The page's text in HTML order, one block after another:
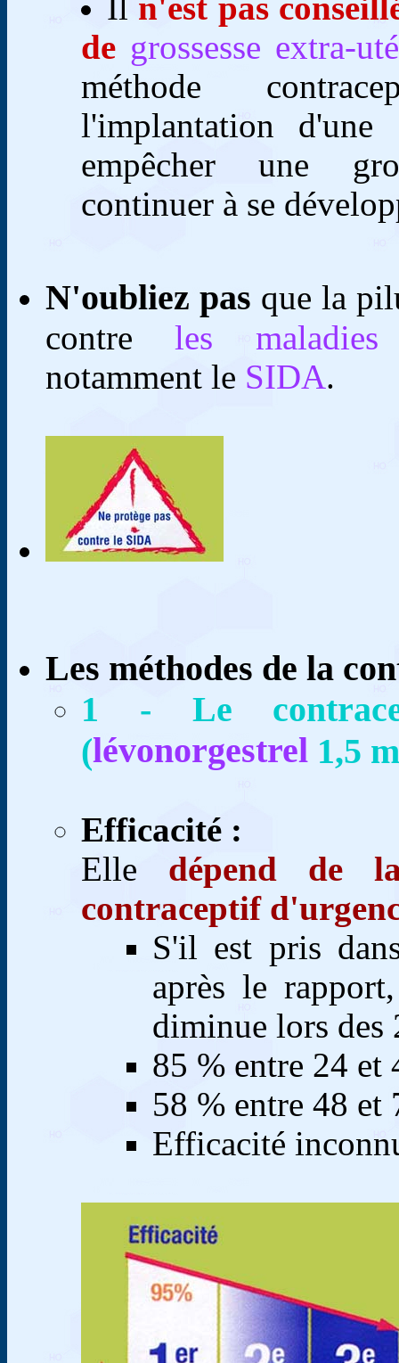
Il n'est pas
de grossesse extra-
méthode
l'implantation d'une
empêcher une
continuer à se
N'oubliez pas que la
contreles maladies
notamment le SIDA.
Les méthodes de la
1 - Le
(lévonorgestrel 1,5
Efficacité :
Elle dépend de
contraceptif
S'il est pris
après le
diminue lors des
85 % entre 24 et
58 % entre 48 et
Efficacité